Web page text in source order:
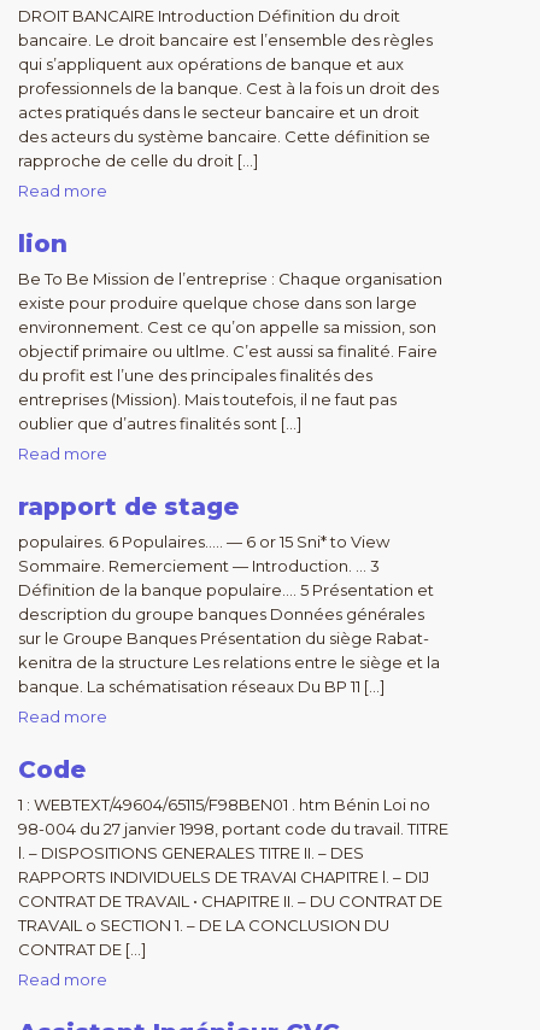
DROIT BANCAIRE Introduction Définition du droit
bancaire. Le droit bancaire est l’ensemble des règles
qui s’appliquent aux opérations de banque et aux
professionnels de la banque. Cest à la fois un droit des
actes pratiqués dans le secteur bancaire et un droit
des acteurs du système bancaire. Cette définition se
rapproche de celle du droit […]
Read more
lion
Be To Be Mission de l’entreprise : Chaque organisation
existe pour produire quelque chose dans son large
environnement. Cest ce qu’on appelle sa mission, son
objectif primaire ou ultlme. C’est aussi sa finalité. Faire
du profit est l’une des principales finalités des
entreprises (Mission). Mais toutefois, il ne faut pas
oublier que d’autres finalités sont […]
Read more
rapport de stage
populaires. 6 Populaires….. — 6 or 15 Sni* to View
Sommaire. Remerciement — Introduction. … 3
Définition de la banque populaire…. 5 Présentation et
description du groupe banques Données générales
sur le Groupe Banques Présentation du siège Rabat-
kenitra de la structure Les relations entre le siège et la
banque. La schématisation réseaux Du BP 11 […]
Read more
Code
1 : WEBTEXT/49604/65115/F98BEN01 . htm Bénin Loi no
98-004 du 27 janvier 1998, portant code du travail. TITRE
l. – DISPOSITIONS GENERALES TITRE II. – DES
RAPPORTS INDIVIDUELS DE TRAVAI CHAPITRE l. – DIJ
CONTRAT DE TRAVAIL • CHAPITRE II. – DU CONTRAT DE
TRAVAIL o SECTION 1. – DE LA CONCLUSION DU
CONTRAT DE […]
Read more